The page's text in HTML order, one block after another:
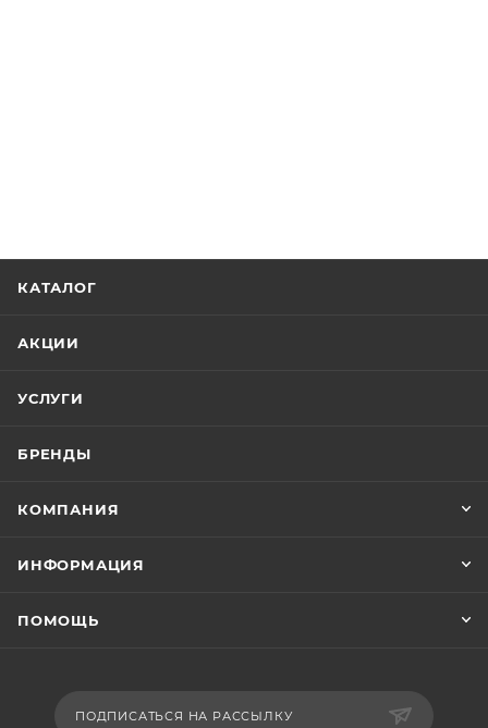
КАТАЛОГ
АКЦИИ
УСЛУГИ
БРЕНДЫ
КОМПАНИЯ
ИНФОРМАЦИЯ
ПОМОЩЬ
ПОДПИСАТЬСЯ НА РАССЫЛКУ